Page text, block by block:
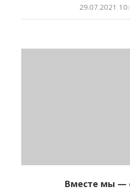
29.07.2021
Вместе мы —